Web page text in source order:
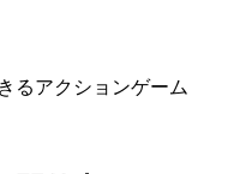
るアクションゲーム